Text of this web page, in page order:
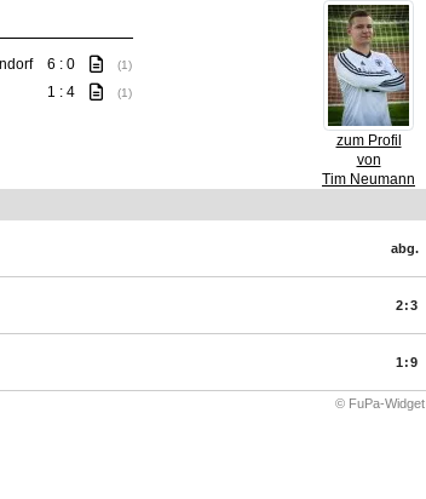
zum Profil
von
Tim Neumann
6 : 0 (1)
1 : 4 (1)
abg.
2:3
1:9
© FuPa-Widget